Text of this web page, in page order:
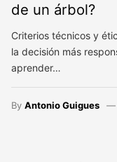
de un árbol?
Criterios técnicos y
la decisión más
aprender…
By Antonio Guigues